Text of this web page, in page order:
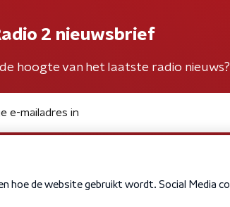
2 nieuwsbrief
hoogte van het laatste radio nieuws?